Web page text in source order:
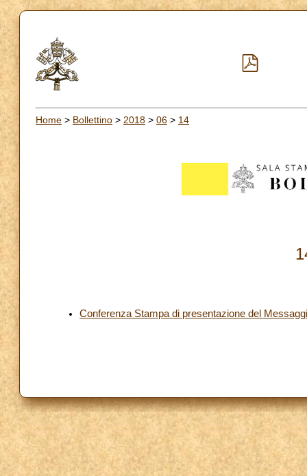
Home > Bollettino > 2018 > 06 > 14
Conferenza Stampa di presentazione del